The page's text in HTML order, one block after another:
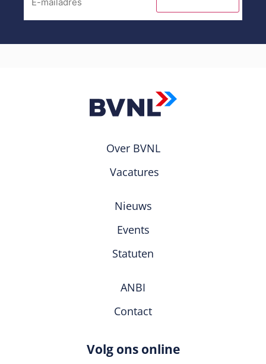
Over BVNL
Vacatures
Nieuws
Events
Statuten
ANBI
Contact
Volg ons online